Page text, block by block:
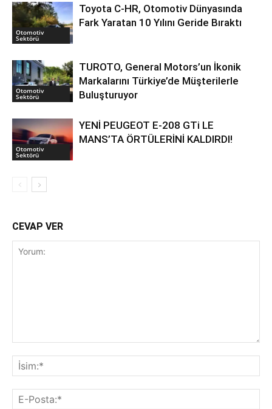
Otomotiv
Sektörü
Toyota C-HR, Otomotiv Dünyasında
Fark Yaratan 10 Yılını Geride Bıraktı
Otomotiv
Sektörü
TUROTO, General Motors’un İkonik
Markalarını Türkiye’de Müşterilerle
Buluşturuyor
Otomotiv
Sektörü
YENİ PEUGEOT E-208 GTi LE
MANS’TA ÖRTÜLERİNİ KALDIRDI!
CEVAP VER